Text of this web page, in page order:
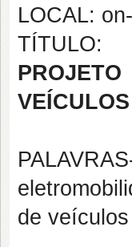
LOCAL:
TÍTULO:
de